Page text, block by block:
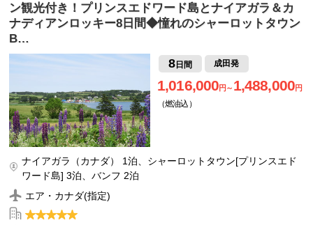
ン観光付き！プリンスエドワード島とナイアガラ＆カ
ナディアンロッキー8日間◆憧れのシャーロットタウン
B…
8日間 成田発
1,016,000円～ 1,488,000円
（燃油込）
ナイアガラ（カナダ） 1泊、シャーロットタウン[プリンスエド
ワード島] 3泊、バンフ 2泊
エア・カナダ(指定)